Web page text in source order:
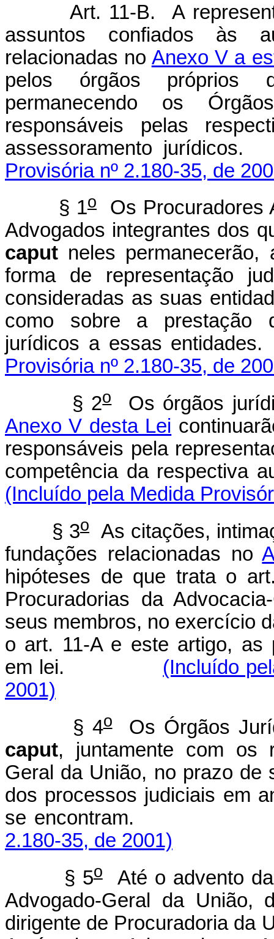
Art. 11-B. A
assuntos confiados às
relacionadas no Anexo V a
pelos órgãos próprios
permanecendo os
responsáveis pelas
assessoramento
Provisória nº 2.180-35, de
§ 1o
Os Procuradores
Advogados integrantes dos
caput neles
forma de representação
consideradas as suas
como sobre a prestação
jurídicos a essas
Provisória nº 2.180-35, de
§ 2oOs órgãos
Anexo V desta Lei
responsáveis pela
competência da
(Incluído pela Medida
§ 3o
As citações,
fundações relacionadas no
hipóteses de que trata o
Procuradorias da
seus membros, no exercício
o art. 11-A e este artigo, as
em lei. (Incluído
2001)
§ 4oOs Órgãos
caput, juntamente com os
Geral da União, no prazo de
dos processos judiciais em
se
2.180-35, de 2001)
§ 5oAté o advento
Advogado-Geral da União,
dirigente de Procuradoria da